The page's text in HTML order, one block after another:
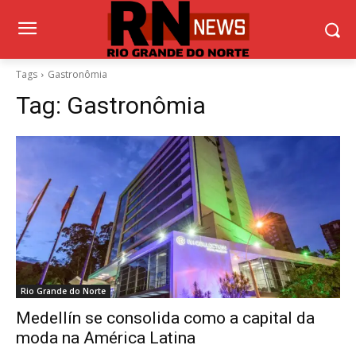
Tags Gastronômia
Tag: Gastronômia
Rio Grande do Norte
Medellín se consolida como a capital da
moda na América Latina